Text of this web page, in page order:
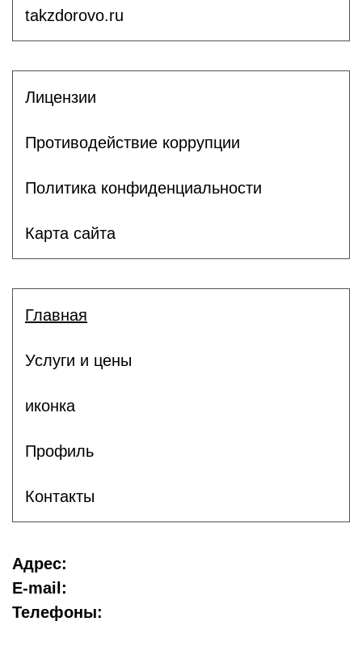
takzdorovo.ru
Лицензии
Противодействие коррупции
Политика конфиденциальности
Карта сайта
Главная
Услуги и цены
иконка
Профиль
Контакты
Адрес:
E-mail:
Телефоны: